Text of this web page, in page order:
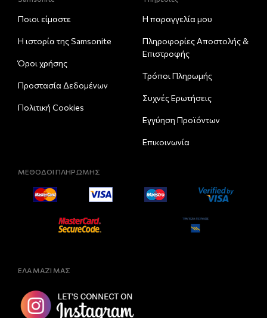
Ποιοι είμαστε
Η ιστορία της Samsonite
Όροι χρήσης
Προστασία Δεδομένων
Πολιτική Cookies
Η παραγγελία μου
Πληροφορίες Αποστολής &
Eπιστροφής
Τρόποι Πληρωμής
Συχνές Ερωτήσεις
Εγγύηση Προϊόντων
Επικοινωνία
ΜΕΘΟΔΟΙ ΠΛΗΡΩΜΗΣ
ΕΛΑ ΜΑΖΙ ΜΑΣ